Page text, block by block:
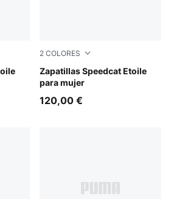
Fondue
2 COLORES
Zapatillas Speedcat Etoile
para mujer
Buttercream-Gum
120,00 €